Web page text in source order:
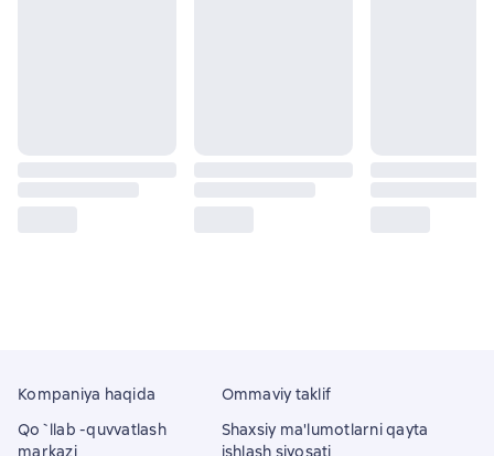
Kompaniya haqida
Qo`llab -quvvatlash
markazi
Ommaviy taklif
Shaxsiy ma'lumotlarni qayta
ishlash siyosati